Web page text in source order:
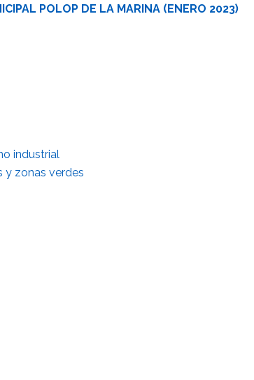
POLOP DE LA MARINA (ENERO 2023)
industrial
y zonas verdes